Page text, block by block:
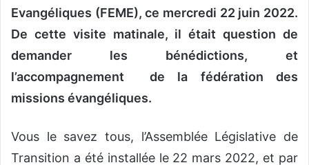
Evangéliques (FEME), ce mercredi 22 juin 2022.
De cette visite matinale, il était question de
demander les bénédictions, et
l’accompagnement de la fédération des
missions évangéliques.
Vous le savez tous, l’Assemblée Législative de
Transition a été installée le 22 mars 2022, et par